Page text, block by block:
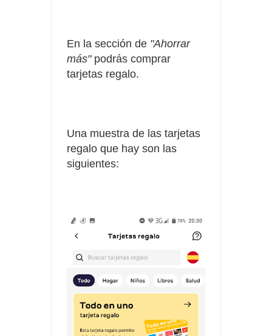
En la sección de "Ahorrar
más"podrás comprar
tarjetas regalo.
Una muestra de las tarjetas
regalo que hay son las
siguientes: